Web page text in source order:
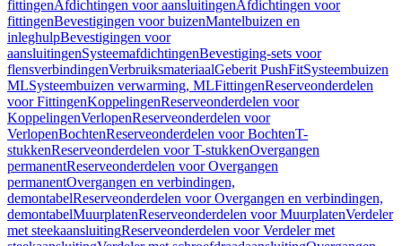
fittingenAfdichtingen voor aansluitingenAfdichtingen voor
fittingenBevestigingen voor buizenMantelbuizen en
inleghulpBevestigingen voor
aansluitingenSysteemafdichtingenBevestiging-sets voor
flensverbindingenVerbruiksmateriaalGeberit PushFitSysteembuizen
MLSysteembuizen verwarming, MLFittingenReserveonderdelen
voor FittingenKoppelingenReserveonderdelen voor
KoppelingenVerlopenReserveonderdelen voor
VerlopenBochtenReserveonderdelen voor BochtenT-
stukkenReserveonderdelen voor T-stukkenOvergangen
permanentReserveonderdelen voor Overgangen
permanentOvergangen en verbindingen,
demontabelReserveonderdelen voor Overgangen en verbindingen,
demontabelMuurplatenReserveonderdelen voor MuurplatenVerdeler
met steekaansluitingReserveonderdelen voor Verdeler met